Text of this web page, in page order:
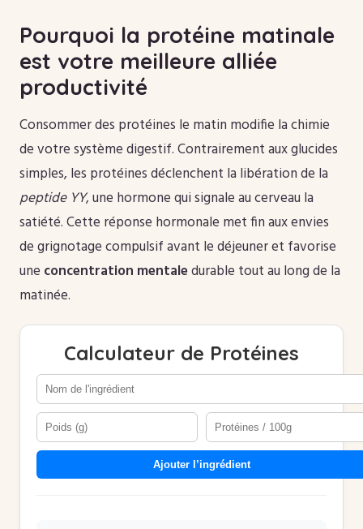
Pourquoi la protéine matinale
est votre meilleure alliée
productivité
Consommer des protéines le matin modifie la chimie
de votre système digestif. Contrairement aux glucides
simples, les protéines déclenchent la libération de la
peptide YY, une hormone qui signale au cerveau la
satiété. Cette réponse hormonale met fin aux envies
de grignotage compulsif avant le déjeuner et favorise
une concentration mentaledurable tout au long de la
matinée.
Calculateur de Protéines
Ajouter l’ingrédient